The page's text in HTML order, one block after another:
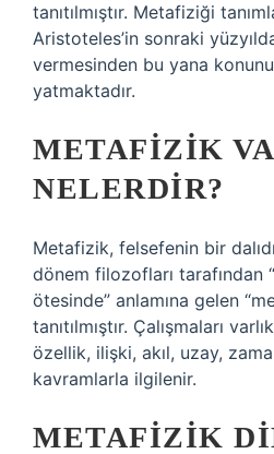
tanıtılmıştır. Metafiziği
Aristoteles’in sonraki
vermesinden bu yana
yatmaktadır.
METAFIZIK
NELERDIR?
Metafizik, felsefenin bir
dönem filozofları tarafından
ötesinde” anlamına gelen
tanıtılmıştır. Çalışmaları
özellik, ilişki, akıl, uzay,
kavramlarla ilgilenir.
METAFIZIK